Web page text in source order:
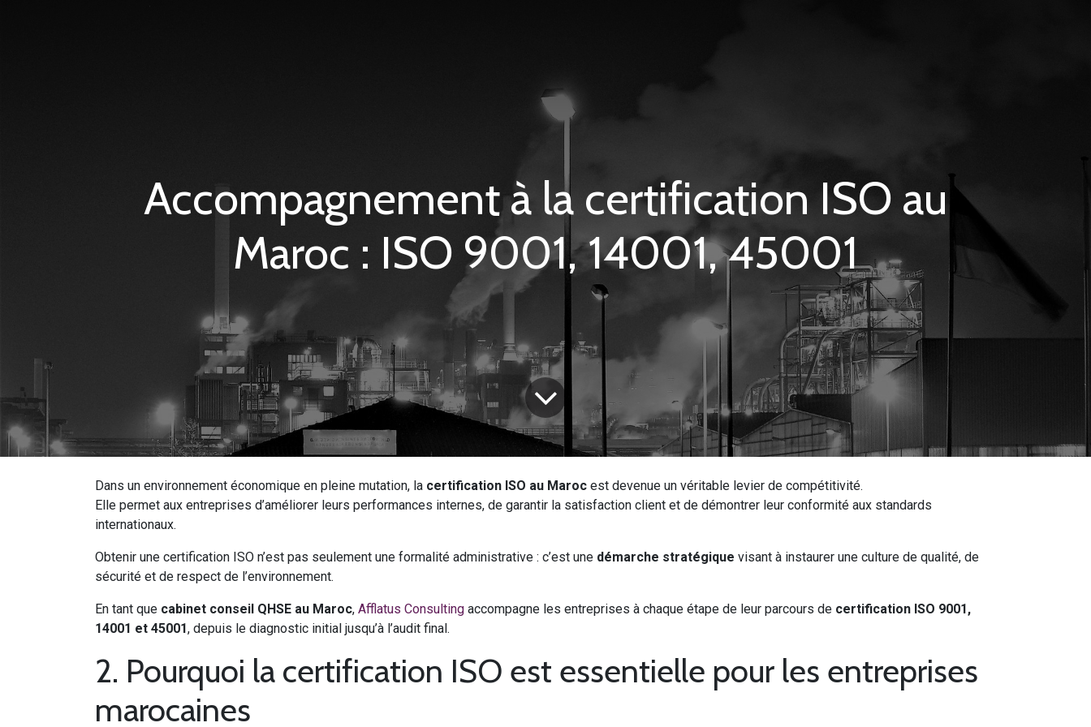
Accompagnement à la certification ISO au
Maroc : ISO 9001, 14001, 45001
Dans un environnement économique en pleine mutation, la certification ISO au Maroc est devenue un véritable levier de compétitivité.
Elle permet aux entreprises d’améliorer leurs performances internes, de garantir la satisfaction client et de démontrer leur conformité aux standards
internationaux.
Obtenir une certification ISO n’est pas seulement une formalité administrative : c’est une démarche stratégique visant à instaurer une culture de qualité, de
sécurité et de respect de l’environnement.
En tant que cabinet conseil QHSE au Maroc, Afflatus Consulting accompagne les entreprises à chaque étape de leur parcours de certification ISO 9001,
14001 et 45001, depuis le diagnostic initial jusqu’à l’audit final.
2. Pourquoi la certification ISO est essentielle pour les entreprises
marocaines